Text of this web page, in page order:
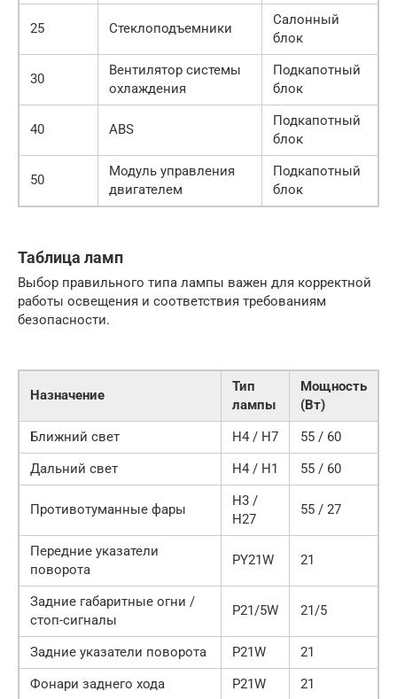
25 Стеклоподъемники
Салонный
блок
30
Вентилятор системы
охлаждения
Подкапотный
блок
40 ABS
Подкапотный
блок
50
Модуль управления
двигателем
Подкапотный
блок
Таблица ламп
Выбор правильного типа лампы важен для корректной
работы освещения и соответствия требованиям
безопасности.
Назначение
Тип
лампы
Мощность
(Вт)
Ближний свет
H4 / H7
55 / 60
Дальний свет
H4 / H1 55 / 60
Противотуманные фары
H3 /
H27
55 / 27
Передние указатели
поворота
PY21W 21
Задние габаритные огни /
стоп-сигналы
P21/5W 21/5
Задние указатели поворота P21W
21
Фонари заднего хода
P21W
21